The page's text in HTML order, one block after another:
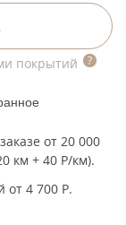
покрытий
от 20 000
км + 40 Р/км).
от 4 700 Р.